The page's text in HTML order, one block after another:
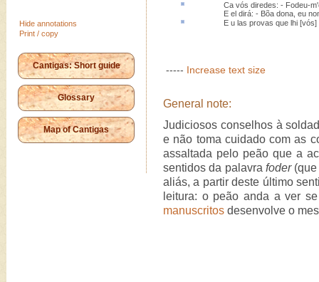
Hide annotations
Print / copy
Cantigas: Short guide
Glossary
Map of Cantigas
Ca vós diredes: - Fodeu-
E el dirá: - Bõa dona, eu
E u las provas que lhi [vós]
----- Increase text size
General note:
Judiciosos conselhos à
e não toma cuidado com as
assaltada pelo peão que a
sentidos da palavra foder(que
aliás, a partir deste último
leitura: o peão anda a ver
manuscritos desenvolve o